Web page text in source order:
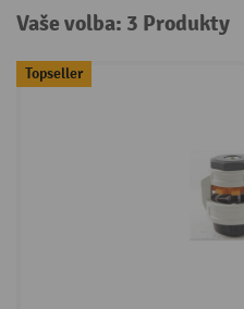
Vaše volba: 3 Produkty
Topseller